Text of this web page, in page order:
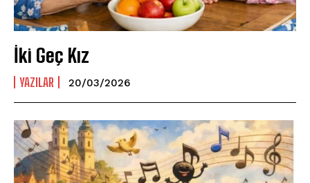
İki Geç Kız
YAZILAR 20/03/2026